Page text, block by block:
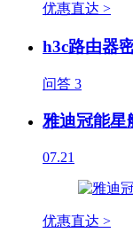
优惠直达 >
h3c路由器
问答 3
雅迪冠能星
07.21
优惠直达 >